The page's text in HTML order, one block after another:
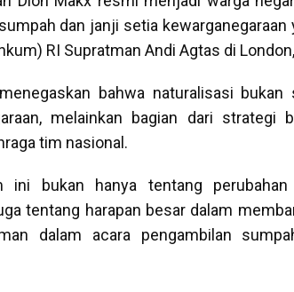
dan janji setia
RI Supratman Andi Agtas di
bahwa naturalisasi
melainkan bagian dari strategi
tim nasional.
ini bukan hanya tentang perubahan
tentang harapan besar dalam
dalam acara pengambilan